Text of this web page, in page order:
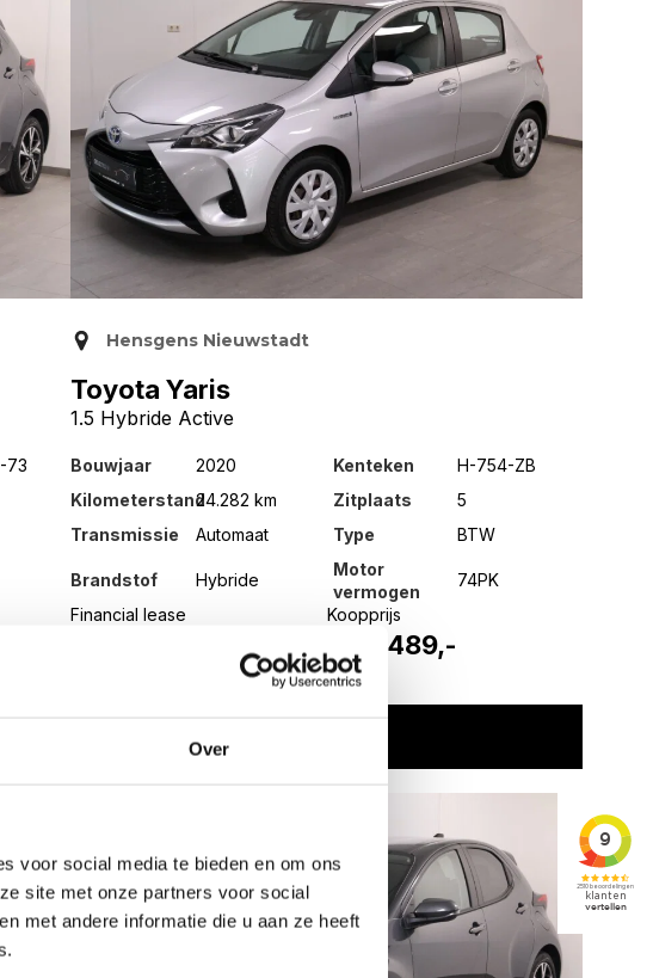
Over
voor social media te bieden en om ons
site met onze partners voor social
met andere informatie die u aan ze heeft
73
Hensgens Nieuwstadt
Toyota Yaris
1.5 Hybride Active
Bouwjaar 2020 Kenteken
H-754-ZB
Kilometerstand24.282 km Zitplaats
5
Transmissie
Automaat Type BTW
Brandstof Hybride
Motor
vermogen
74PK
Financial lease
Koopprijs
€ 16.489,-